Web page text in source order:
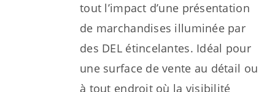
tout l’impact d’une présentation
de marchandises illuminée par
des DEL étincelantes. Idéal pour
une surface de vente au détail ou
à tout endroit où la visibilité